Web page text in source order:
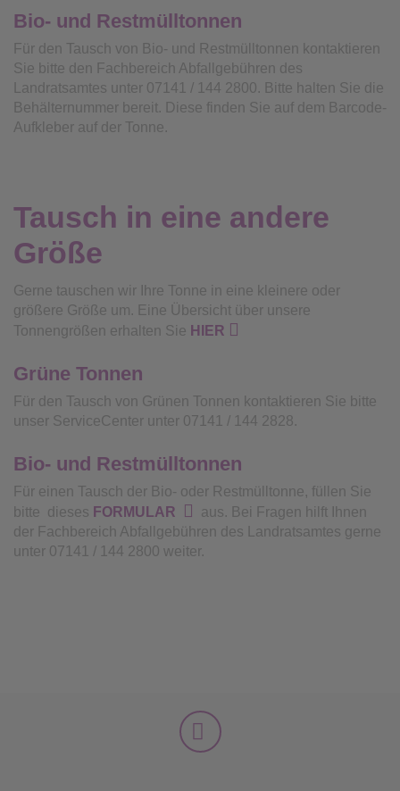
Bio- und Restmülltonnen
Für den Tausch von Bio- und Restmülltonnen kontaktieren
Sie bitte den Fachbereich Abfallgebühren des
Landratsamtes unter 07141 / 144 2800. Bitte halten Sie die
Behälternummer bereit. Diese finden Sie auf dem Barcode-
Aufkleber auf der Tonne.
Tausch in eine andere
Größe
Gerne tauschen wir Ihre Tonne in eine kleinere oder
größere Größe um. Eine Übersicht über unsere
Tonnengrößen erhalten Sie HIER
Grüne Tonnen
Für den Tausch von Grünen Tonnen kontaktieren Sie bitte
unser ServiceCenter unter 07141 / 144 2828.
Bio- und Restmülltonnen
Für einen Tausch der Bio- oder Restmülltonne, füllen Sie
bitte dieses FORMULAR
aus. Bei Fragen hilft Ihnen
der Fachbereich Abfallgebühren des Landratsamtes gerne
unter 07141 / 144 2800 weiter.